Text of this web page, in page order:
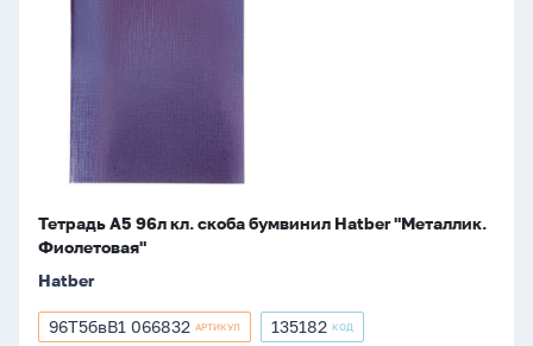
скоба
Hatber
Фиолетовая"
Тетрадь А5 96л кл. скоба бумвинил Hatber "Металлик.
Фиолетовая"
Hatber
Артикул
96Т5бвВ1 066832 АРТИКУЛ
Артикул
135182 КОД